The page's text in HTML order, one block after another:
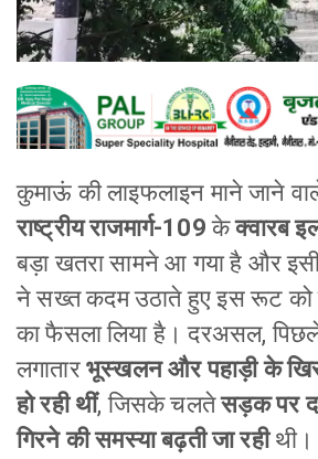
कुमाऊं की लाइफलाइन माने जाने
राष्ट्रीय राजमार्ग-109 केक्वारब
बड़ा खतरा सामने आ गया है और
ने सख्त कदम उठाते हुए इस रूट को
का फैसला लिया है। दरअसल,
लगातार भूस्खलन और पहाड़ी के
हो रही थीं, जिसके चलतेसड़क पर
गिरने की समस्या बढ़ती जा रहीथी।